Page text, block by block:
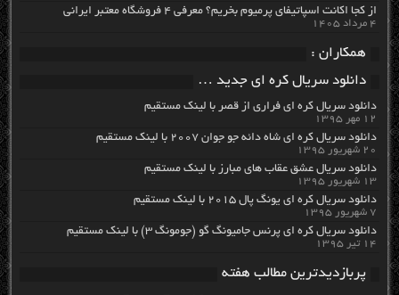
از کجا اکانت اسپاتیفای پرمیوم بخریم؟ معرفی ۴ فروشگاه معتبر ایرانی
۴ مرداد ۱۴۰۵
همکاران :
دانلود سریال کره ای جدید …
دانلود سریال کره ای فراری از قصر با لینک مستقیم
۱۲ مهر ۱۳۹۵
دانلود سریال کره ای شاه دائه جو جوان ۲۰۰۷ با لینک مستقیم
۲۰ شهریور ۱۳۹۵
دانلود سریال عشق عقاب های مبارز با لینک مستقیم
۱۳ شهریور ۱۳۹۵
دانلود سریال کره ای یونگ پال ۲۰۱۵ با لینک مستقیم
۷ شهریور ۱۳۹۵
دانلود سریال کره ای پرنس جامیونگ گو (جومونگ ۳) با لینک مستقیم
۱۴ تیر ۱۳۹۵
پربازدیدترین مطالب هفته